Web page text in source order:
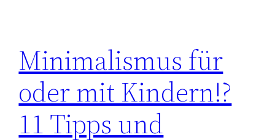
Minimalismus für
oder mit Kindern!?
11 Tipps und